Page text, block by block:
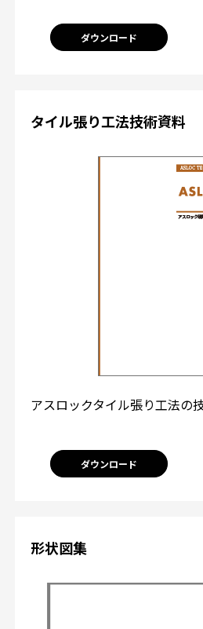
ダウンロード
タイル張り工法技術資料
アスロックタイル張り工法の
ダウンロード
形状図集